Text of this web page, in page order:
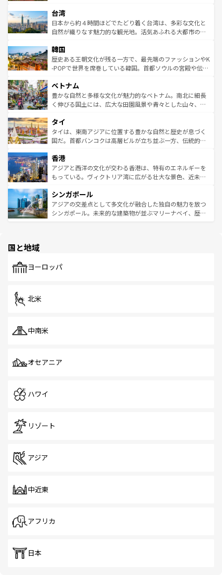
ならではの贅沢な旅のスタイルだ。 なお、新着のアメリカ
情報はコンテンツ一覧を参照してほしい。
れるおもてなしの心で訪れる人々を迎えてくれるハワイの
人々、おいしいローカルフードやハワイアンミュージッ
ク、伝統的なフラダンスなど、すべてがハワイの魅力を彩
ワイを、存分に味わってほしい。 なお、新着のハワイ情報
はコンテンツ一覧を参照してほしい。
リアリーフや大陸中央部にそびえるウルル（エアーズロッ
ク）、タスマニアの美しい原生林やケアンズの熱帯雨林な
ど、見どころがたくさん。また、カフェやワイン、オージ
いる。アクティビティも充実しており、サーフィンやダイ
ビング、ハイキングなど、アウトドア好きにはたまらな
い。オーストラリアの多彩な魅力を存分に味わいつくそ
参照してほしい。
台湾
日本から約４時間ほどでたどり着く台湾は、多彩な文化と
自然が織りなす魅力的な観光地。活気あふれる大都市の台
ン）、静ひつな山岳地帯である台湾東部など、都市の喧騒
と山間の静けさが共存しており、訪れる人に新しい発見と
驚きをもたらしてくれる。また、奥深い台湾の食文化も魅
容にもいいと評判のスイーツなど、バラエティ豊かな料理
が味わえる。 なお、新着の台湾情報は コンテンツ一覧を参
照してほしい。
韓国
歴史ある王朝文化が残る一方で、最先端のファッションやK
-POPで世界を席巻している韓国。首都ソウルの宮殿や伝統
き、地方に足を延ばせば四季折々の自然美を楽しむことが
できる。そして、キムチや焼肉、絶品のストリートフード
まで、さまざまな韓国料理が待っている。夜には、韓国な
リティに包まれながら、韓国の多彩な魅力を心ゆくまで味
わってみてほしい。 なお、新着の韓国情報はコンテンツ一
覧を参照してほしい。
ベトナム
豊かな自然と多様な文化が魅力的なベトナム。南北に細長
く伸びる国土には、広大な田園風景や青々とした山々、世
急速な発展と共に伝統が息づく。ハノイの古い町並みやホ
ーチミン市のフランス統治時代の建物も、独特の雰囲気を
醸し出している。また、バラエティの豊かさとおいしさで
とつ。フォーやバインミー、ベトナムコーヒーなどは、ぜ
ひ現地で味わいたい。どの地域を訪れてもあたたかい人々
が旅行者を迎えてくれるので、きっと忘れられない旅にな
参照してほしい。
タイ
タイは、東南アジアに位置する豊かな自然と歴史が息づく
国だ。首都バンコクは高層ビルが立ち並ぶ一方、伝統的な
の活気が交差している。北部ではチェンマイなどの山岳地
帯で自然と触れ合い、南部ではプーケットやクラビの美し
いビーチでリゾート気分を楽しむことができる。タイ料理
激する。気候は一年中温暖で、どの季節にも異なる楽しみ
が待っている。親しみやすいタイの人々、仏教を中心とし
た文化、そして多様な観光資源が、訪れる旅人を魅了し続
香港
アジアと西洋の文化が交わる香港は、特有のエネルギーを
もっている。ヴィクトリア湾に広がる壮大な景色、近未来
み、どこを訪れても感動するはず。観光スポットが密集し
ており、効率よく見どころを回れるのも魅力。息をのむよ
うな絶景から文化的な体験まで、香港を存分に楽しみ尽く
シンガポール
アジアの交差点として多文化が融合した独自の魅力を放つ
シンガポール。未来的な建築物が並ぶマリーナベイ、歴史
で、ホーカーズは地元の風情を楽しめる外せないスポット
国と地域
ヨーロッパ
北米
中南米
オセアニア
ハワイ
リゾート
アジア
中近東
アフリカ
日本